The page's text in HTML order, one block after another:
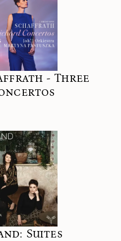
- Three
Suites